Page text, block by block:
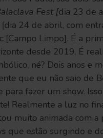
Fest [dia 23 de
24 de abril, com
[Campo Limpo]. É a
desde 2019. É
né? Dois anos e
que eu não saio de
para fazer um show.
Realmente a luz no
muito animada com a
que estão surgindo e